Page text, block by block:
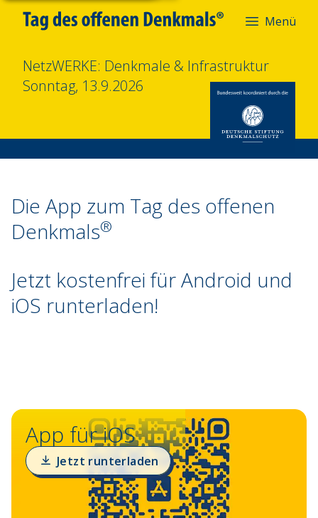
Menü
NetzWERKE: Denkmale & Infrastruktur
Sonntag, 13.9.2026
Die App zum Tag des offenen
Denkmals®
Jetzt kostenfrei für Android und
iOS runterladen!
App für iOS
Jetzt runterladen